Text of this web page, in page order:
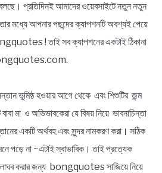
প্রতিদিনই আমাদের ওয়েবসাইটে নতুন নতুন
মধ্যে আপনার পছন্দের ক্যাপশনটি অবশ্যই পেয়ে
! তাই সব ক্যাপশনের একটাই ঠিকানা
ভূমিষ্ঠ হওয়ার আগে থেকে এবং শিশুটির জন্ম
মা ও অভিভাবকেরা যে বিষয় নিয়ে ভাবনাচিন্তা
একটি অর্থবহ এবং সুন্দর নামকরণ করা। সঠিক
পড়ে না ~এটাই স্বাভাবিক। তাই প্রত্যেক
লাঘব করার জন্য bongquotes সাজিয়ে নিয়ে